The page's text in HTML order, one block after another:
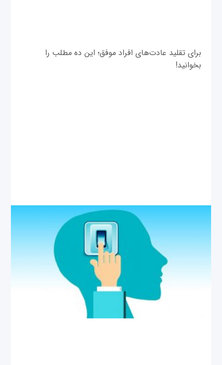
برای تقلید عادت‌های افراد موفق؛ این ده مطلب را
بخوانید!